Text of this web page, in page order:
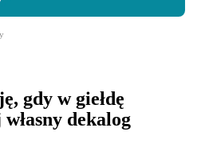
gdy w giełdę
dekalog